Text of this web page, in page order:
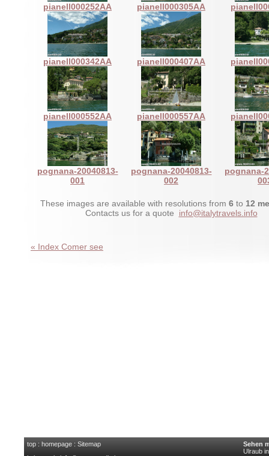
pianell000252AA pianell000305AA
pianell000342AA pianell000407AA
pianell000552AA pianell000557AA
pognana-20040813-
001
pognana-20040813-
002
pognana-
These images are available with resolutions from 6 to 12
Contacts us for a quote info@italytravels.info
« Index Comer see
top : homepage : Sitemap
Sehen
Ulraub